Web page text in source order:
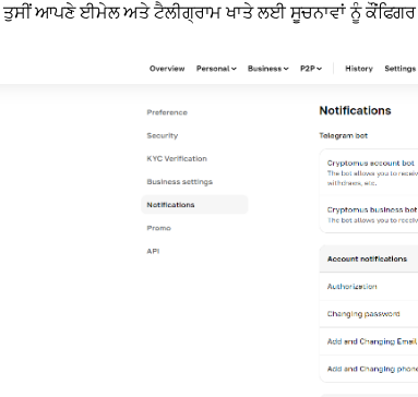
ਤੁਸੀਂ ਆਪਣੇ ਈਮੇਲ ਅਤੇ ਟੈਲੀਗ੍ਰਾਮ ਖਾਤੇ ਲਈ ਸੂਚਨਾਵਾਂ ਨੂੰ